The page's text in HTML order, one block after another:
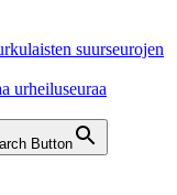
suurseurojen
urheiluseuraa
Button